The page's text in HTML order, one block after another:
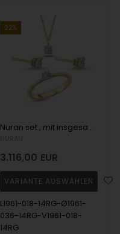
22%
Nuran set , mit insgesamt 0,72 ct Wesselton SI
3.116,00 EUR
L1961-018-14RG-Ø1961-
036-14RG-V1961-018-
14RG